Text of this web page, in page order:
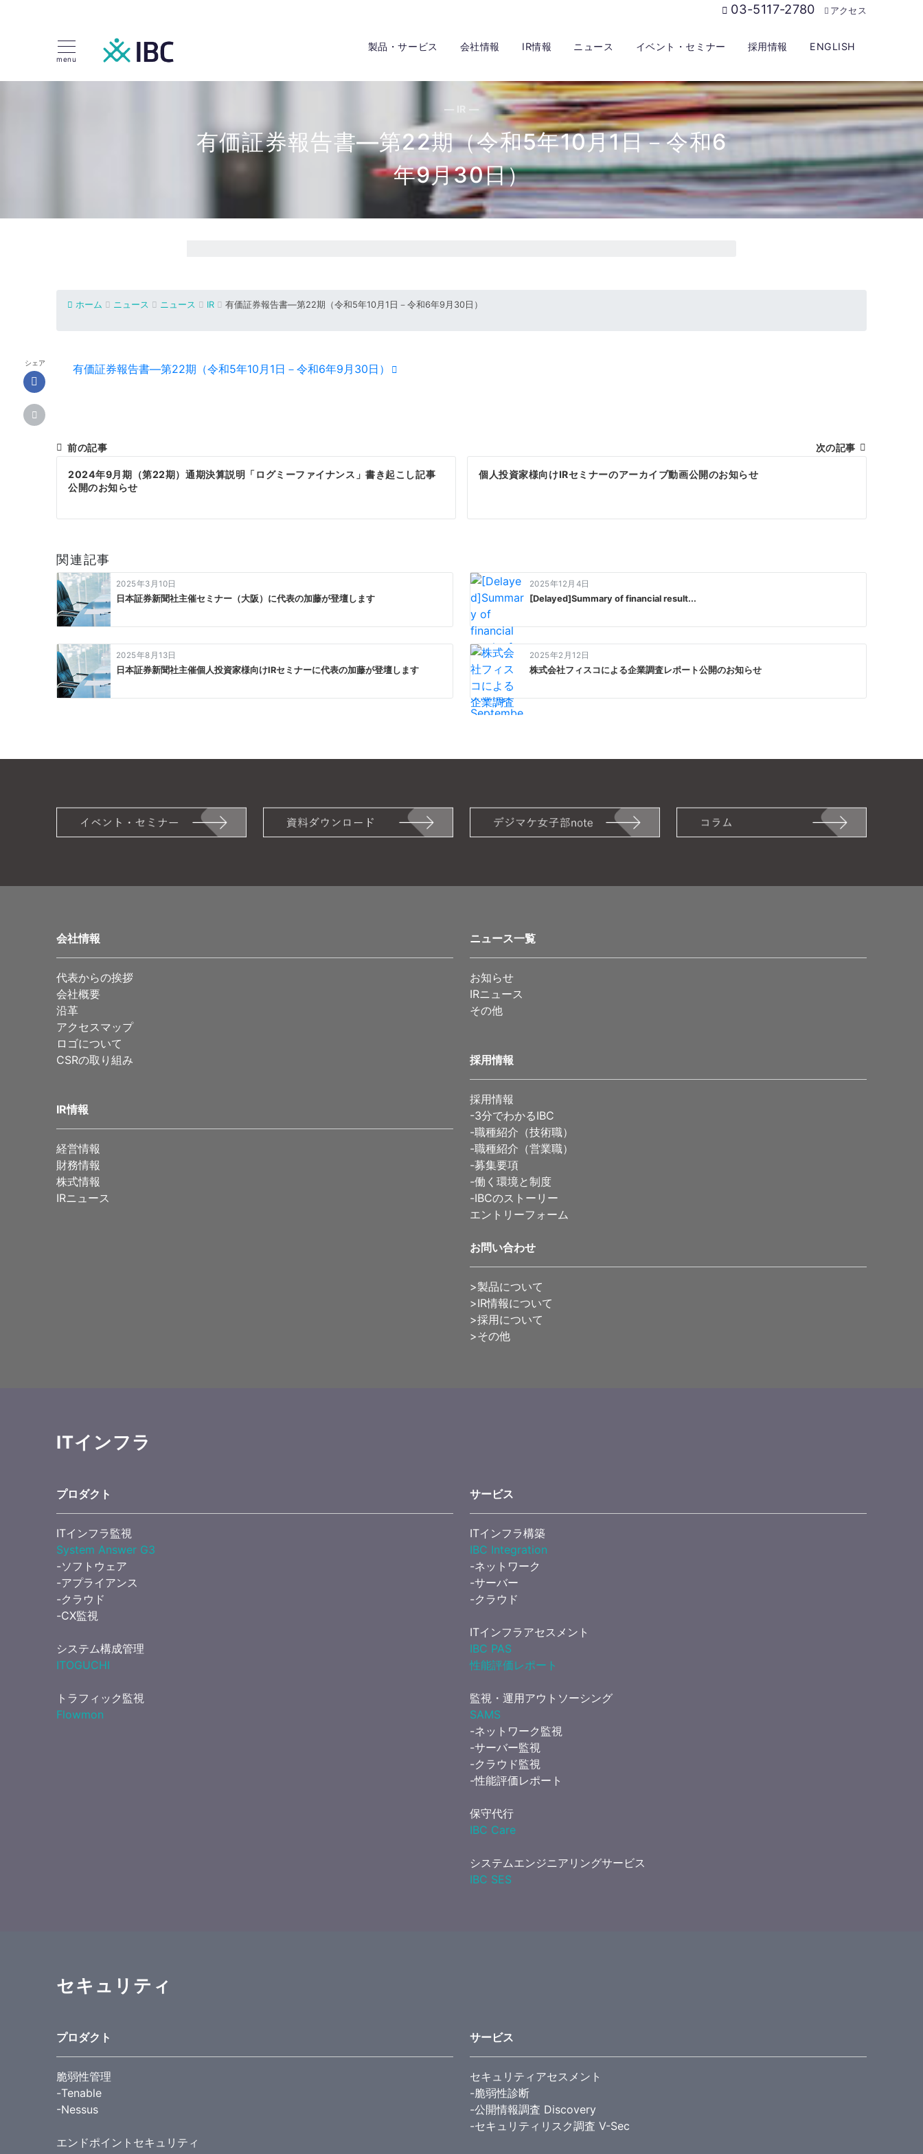
03-5117-2780 アクセス
menu
製品・サービス 会社情報 IR情報 ニュース イベント・セミナー 採用情報 ENGLISH
— IR —
有価証券報告書―第22期（令和5年10月1日－令和6
年9月30日）
ホーム ニュース ニュース IR 有価証券報告書―第22期（令和5年10月1日－令和6年9月30日）
シェア 有価証券報告書―第22期（令和5年10月1日－令和6年9月30日）
投
稿
ナ
ビ
ゲ
ー
シ
ョ
ン
前の記事
2024年9月期（第22期）通期決算説明「ログミーファイナンス」書き起こし記事
公開のお知らせ
次の記事
個人投資家様向けIRセミナーのアーカイブ動画公開のお知らせ
関連記事
2025年3月10日
日本証券新聞社主催セミナー（大阪）に代表の加藤が登壇します
2025年12月4日
[Delayed]Summary of financial result...
2025年8月13日
日本証券新聞社主催個人投資家様向けIRセミナーに代表の加藤が登壇します
2025年2月12日
株式会社フィスコによる企業調査レポート公開のお知らせ
会社情報
代表からの挨拶
会社概要
沿革
アクセスマップ
ロゴについて
CSRの取り組み
IR情報
経営情報
財務情報
株式情報
IRニュース
ニュース一覧
お知らせ
IRニュース
その他
採用情報
採用情報
-3分でわかるIBC
-職種紹介（技術職）
-職種紹介（営業職）
-募集要項
-働く環境と制度
-IBCのストーリー
エントリーフォーム
お問い合わせ
>製品について
>IR情報について
>採用について
>その他
ITインフラ
プロダクト
ITインフラ監視
System Answer G3
-ソフトウェア
-アプライアンス
-クラウド
-CX監視
システム構成管理
ITOGUCHI
トラフィック監視
Flowmon
サービス
ITインフラ構築
IBC Integration
-ネットワーク
-サーバー
-クラウド
ITインフラアセスメント
IBC PAS
性能評価レポート
監視・運用アウトソーシング
SAMS
-ネットワーク監視
-サーバー監視
-クラウド監視
-性能評価レポート
保守代行
IBC Care
システムエンジニアリングサービス
IBC SES
セキュリティ
プロダクト
脆弱性管理
-Tenable
-Nessus
エンドポイントセキュリティ
サービス
セキュリティアセスメント
-脆弱性診断
-公開情報調査 Discovery
-セキュリティリスク調査 V-Sec